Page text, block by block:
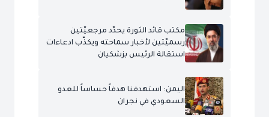
مكتب قائد الثورة يحدّد مرجعيّتين
رسميّتين لأخبار سماحته ويكذّب ادعاءات
استقالة الرئيس بزشكيان
اليمن: استهدفنا هدفاً حساساً للعدو
السعودي في نجران